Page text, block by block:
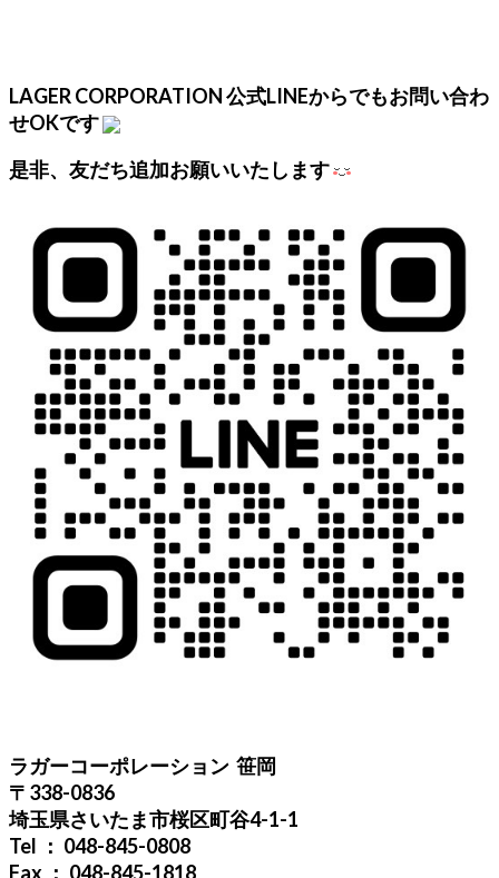
LAGER CORPORATION 公式LINEからでもお問い合わ
せOKです
是非、友だち追加お願いいたします
ラガーコーポレーション 笹岡
〒338-0836
埼玉県さいたま市桜区町谷4-1-1
Tel ： 048-845-0808
Fax ： 048-845-1818